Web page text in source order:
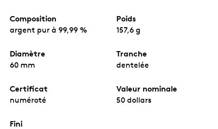
Composition
argent pur à 99,99 %
Poids
157,6 g
Diamètre
60 mm
Tranche
dentelée
Certificat
numéroté
Valeur nominale
50 dollars
Fini